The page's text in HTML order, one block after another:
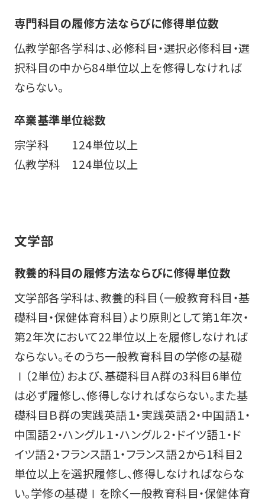
専門科目の履修方法ならびに修得単位数
仏教学部各学科は、必修科目・選択必修科目・選
択科目の中から84単位以上を修得しなければ
ならない。
卒業基準単位総数
宗学科 124単位以上
仏教学科 124単位以上
文学部
教養的科目の履修方法ならびに修得単位数
文学部各学科は、教養的科目（一般教育科目・基
礎科目・保健体育科目）より原則として第1年次・
第2年次において22単位以上を履修しなければ
ならない。そのうち一般教育科目の学修の基礎
Ⅰ（2単位）および、基礎科目Ａ群の3科目6単位
は必ず履修し、修得しなければならない。また基
礎科目Ｂ群の実践英語１・実践英語２・中国語１・
中国語２・ハングル１・ハングル２・ドイツ語１・ド
イツ語２・フランス語１・フランス語２から1科目2
単位以上を選択履修し、修得しなければならな
い。学修の基礎Ⅰを除く一般教育科目・保健体育